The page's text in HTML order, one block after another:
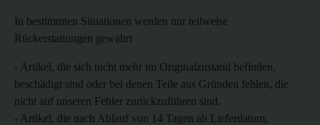
In bestimmten Situationen werden nur teilweise
Rückerstattungen gewährt
- Artikel, die sich nicht mehr im Originalzustand befinden,
beschädigt sind oder bei denen Teile aus Gründen fehlen, die
nicht auf unseren Fehler zurückzuführen sind.
- Artikel, die nach Ablauf von 14 Tagen ab Lieferdatum,